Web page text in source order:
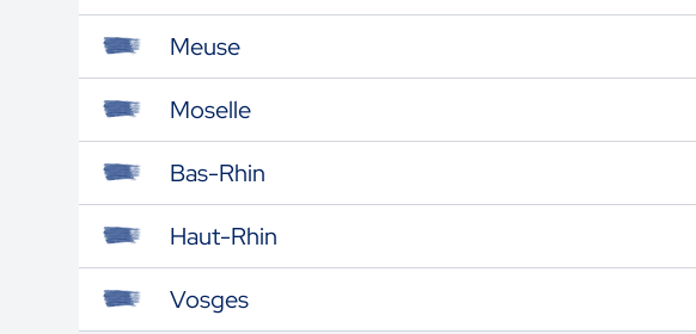
Meuse
Moselle
Bas-Rhin
Haut-Rhin
Vosges